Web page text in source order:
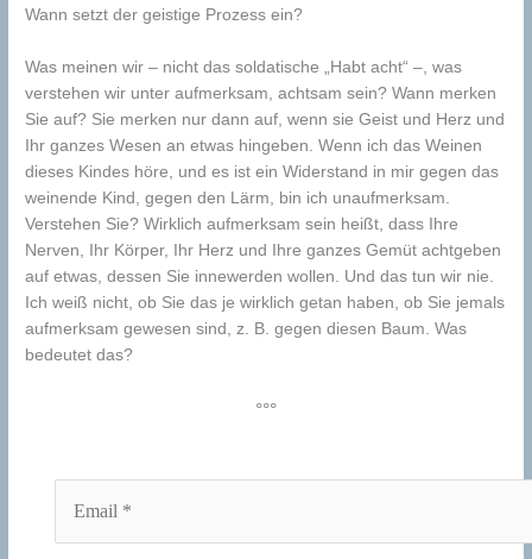
Wann setzt der geistige Prozess ein?
Was meinen wir – nicht das soldatische „Habt acht“ –, was
verstehen wir unter aufmerksam, achtsam sein? Wann merken
Sie auf? Sie merken nur dann auf, wenn sie Geist und Herz und
Ihr ganzes Wesen an etwas hingeben. Wenn ich das Weinen
dieses Kindes höre, und es ist ein Widerstand in mir gegen das
weinende Kind, gegen den Lärm, bin ich unaufmerksam.
Verstehen Sie? Wirklich aufmerksam sein heißt, dass Ihre
Nerven, Ihr Körper, Ihr Herz und Ihre ganzes Gemüt achtgeben
auf etwas, dessen Sie innewerden wollen. Und das tun wir nie.
Ich weiß nicht, ob Sie das je wirklich getan haben, ob Sie jemals
aufmerksam gewesen sind, z. B. gegen diesen Baum. Was
bedeutet das?
°°°